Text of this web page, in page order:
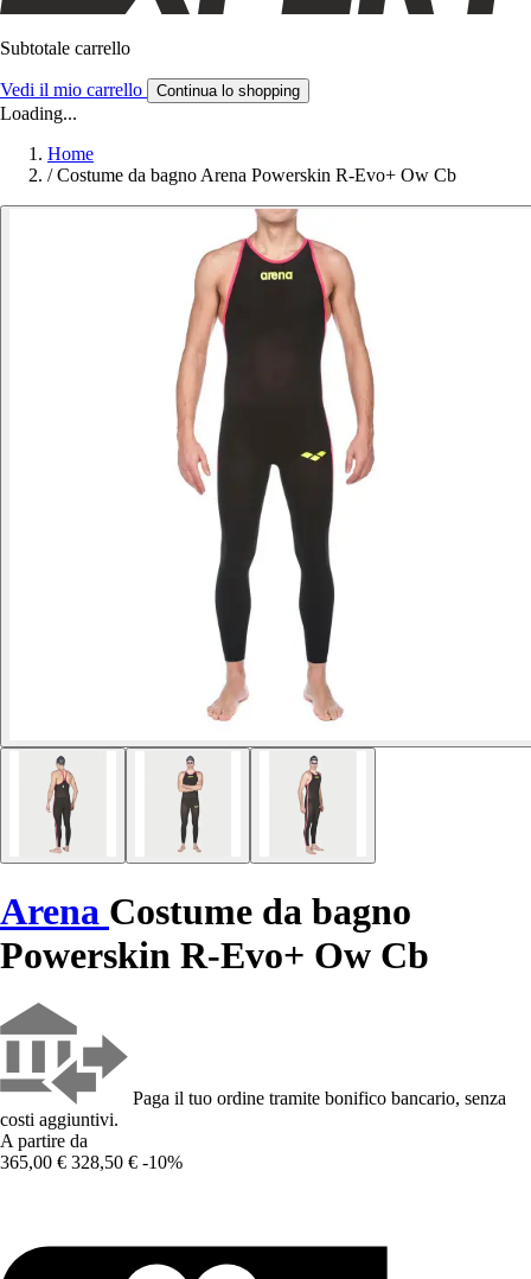
Subtotale carrello
Vedi il mio carrello Continua lo shopping
Loading...
Home
/ Costume da bagno Arena Powerskin R-Evo+ Ow Cb
Arena Costume da bagno
Powerskin R-Evo+ Ow Cb
Paga il tuo ordine tramite bonifico bancario, senza
costi aggiuntivi.
A partire da
365,00 € 328,50 € -10%